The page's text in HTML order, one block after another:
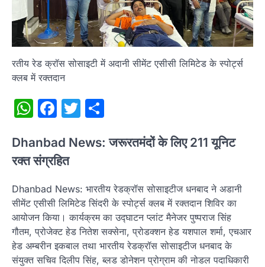
रतीय रेड क्रॉस सोसाइटी में अदानी सीमेंट एसीसी लिमिटेड के स्पोर्ट्स
क्लब में रक्तदान
WhatsApp
Facebook
Twitter
Dhanbad News: जरूरतमंदों के लिए 211 यूनिट
रक्त संग्रहित
Dhanbad News: भारतीय रेडक्रॉस सोसाइटीज धनबाद ने अडानी
सीमेंट एसीसी लिमिटेड सिंदरी के स्पोर्ट्स क्लब में रक्तदान शिविर का
आयोजन किया। कार्यक्रम का उद्घाटन प्लांट मैनेजर पुष्पराज सिंह
गौतम, प्रोजेक्ट हेड नितेश सक्सेना, प्रोडक्शन हेड यशपाल शर्मा, एचआर
हेड अम्बरीन इकबाल तथा भारतीय रेडक्रॉस सोसाइटीज धनबाद के
संयुक्त सचिव दिलीप सिंह, ब्लड डोनेशन प्रोग्राम की नोडल पदाधिकारी